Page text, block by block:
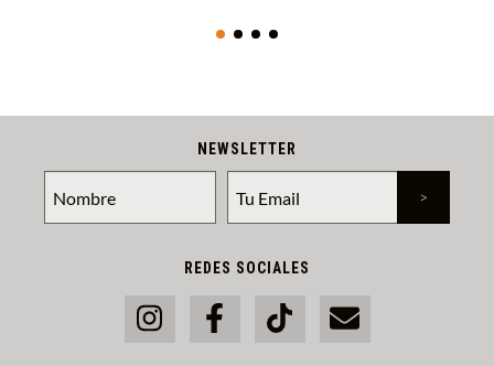
NEWSLETTER
REDES SOCIALES